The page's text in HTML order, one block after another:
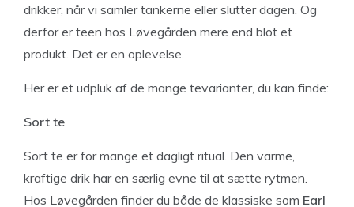
drikker, når vi samler tankerne eller slutter dagen. Og
derfor er teen hos Løvegården mere end blot et
produkt. Det er en oplevelse.
Her er et udpluk af de mange tevarianter, du kan finde:
Sort te
Sort te er for mange et dagligt ritual. Den varme,
kraftige drik har en særlig evne til at sætte rytmen.
Hos Løvegården finder du både de klassiske som Earl